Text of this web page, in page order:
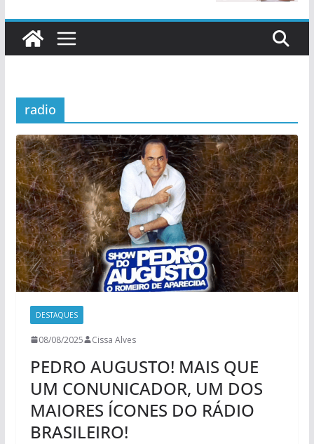
radio
DESTAQUES
08/08/2025 Cissa Alves
PEDRO AUGUSTO! MAIS QUE
UM CONUNICADOR, UM DOS
MAIORES ÍCONES DO RÁDIO
BRASILEIRO!